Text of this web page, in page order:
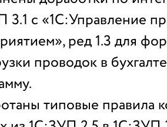
3.1 с «1С:Управление
ред 1.3 для
проводок в
типовые правила